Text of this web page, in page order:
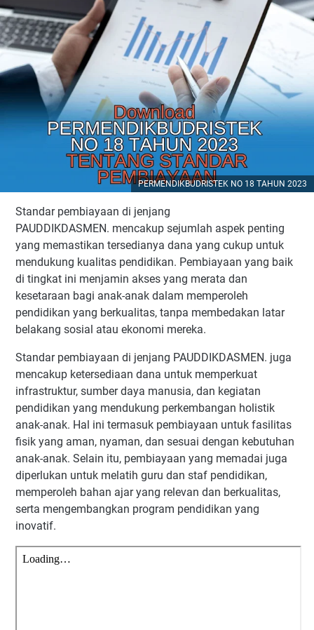
PERMENDIKBUDRISTEK NO 18 TAHUN 2023
Standar pembiayaan di jenjang
PAUDDIKDASMEN. mencakup sejumlah aspek penting
yang memastikan tersedianya dana yang cukup untuk
mendukung kualitas pendidikan. Pembiayaan yang baik
di tingkat ini menjamin akses yang merata dan
kesetaraan bagi anak-anak dalam memperoleh
pendidikan yang berkualitas, tanpa membedakan latar
belakang sosial atau ekonomi mereka.
Standar pembiayaan di jenjang PAUDDIKDASMEN. juga
mencakup ketersediaan dana untuk memperkuat
infrastruktur, sumber daya manusia, dan kegiatan
pendidikan yang mendukung perkembangan holistik
anak-anak. Hal ini termasuk pembiayaan untuk fasilitas
fisik yang aman, nyaman, dan sesuai dengan kebutuhan
anak-anak. Selain itu, pembiayaan yang memadai juga
diperlukan untuk melatih guru dan staf pendidikan,
memperoleh bahan ajar yang relevan dan berkualitas,
serta mengembangkan program pendidikan yang
inovatif.